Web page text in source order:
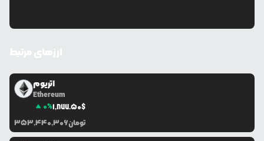
اتریوم
Ethereum
0%1,877.50$
353,440,306تومان